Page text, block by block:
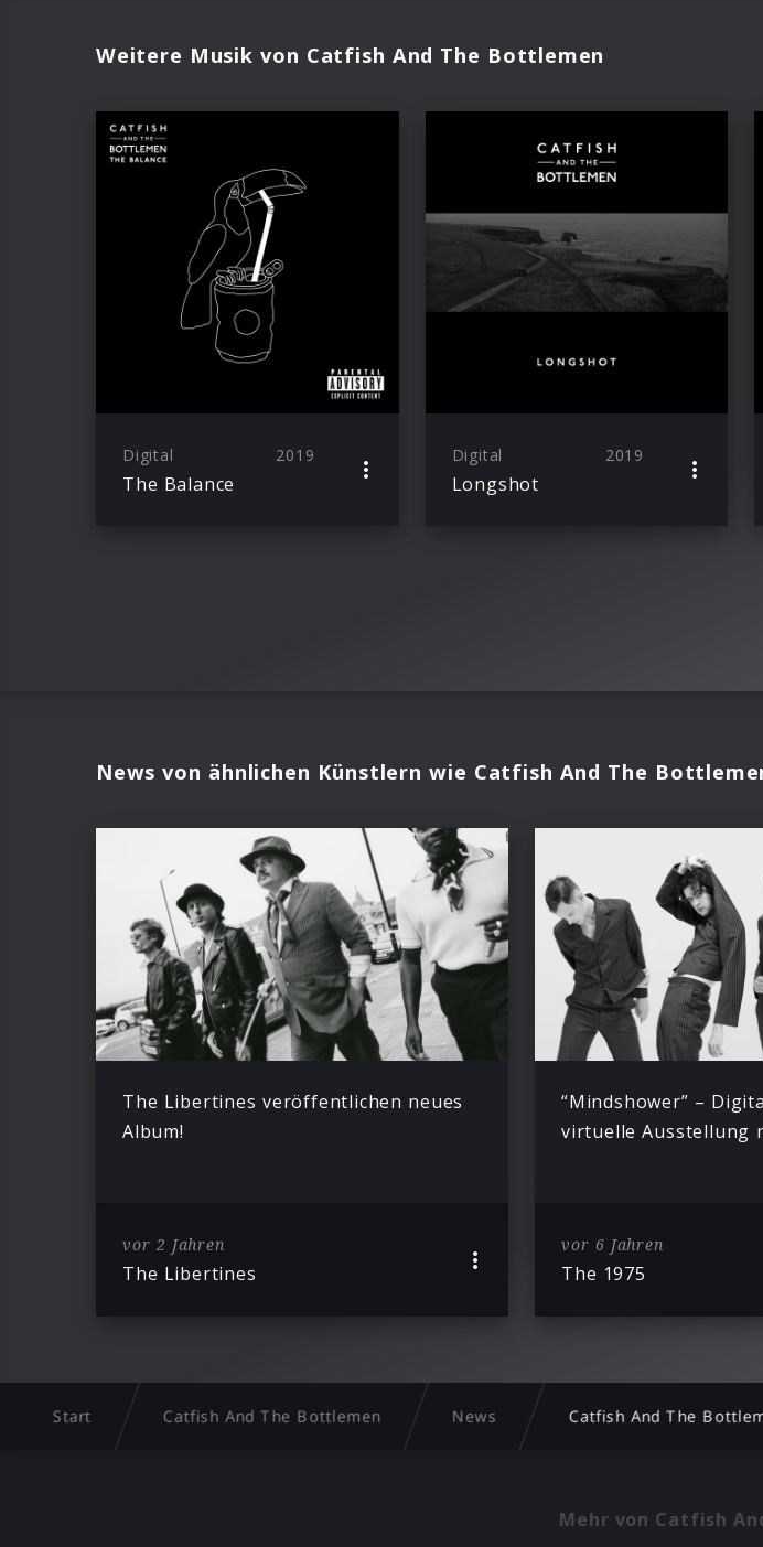
Weitere Musik von Catfish And The Bottlemen
Digital 2019
The Balance
Digital 2019
Longshot
News von ähnlichen Künstlern wie Catfish And The
The Libertines veröffentlichen neues
Album!
vor 2 Jahren
The Libertines
“Mindshower” –
virtuelle Ausstellung
vor 6 Jahren
The 1975
Start Catfish And The Bottlemen News Catfish And The
Mehr von Catfish